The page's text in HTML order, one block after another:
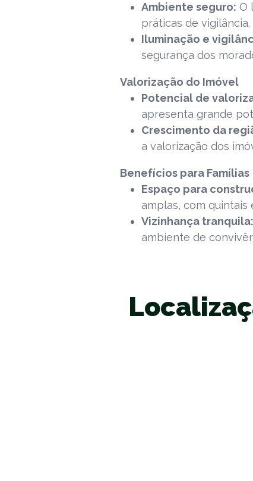
Ambiente seguro: O
práticas de vigilância.
Iluminação e
segurança dos
Valorização do Imóvel
Potencial de
apresenta grande
Crescimento da
a valorização dos
Benefícios para Famílias
Espaço para
amplas, com quintais
Vizinhança tranquila:
ambiente de